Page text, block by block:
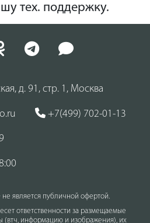
тех. поддержку.
д. 91, стр. 1, Москва
+7(499) 702-01-13
является публичной офертой.
ответственности за размещаемые
(втч, информацию и изображения), их